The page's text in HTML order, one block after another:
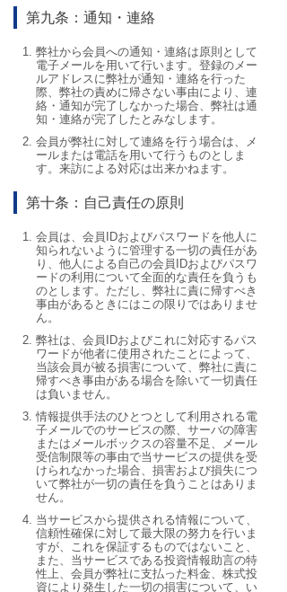
第九条：通知・連絡
弊社から会員への通知・連絡は原則として
電子メールを用いて行います。登録のメー
ルアドレスに弊社が通知・連絡を行った
際、弊社の責めに帰さない事由により、連
絡・通知が完了しなかった場合、弊社は通
知・連絡が完了したとみなします。
会員が弊社に対して連絡を行う場合は、メ
ールまたは電話を用いて行うものとしま
す。来訪による対応は出来かねます。
第十条：自己責任の原則
会員は、会員IDおよびパスワードを他人に
知られないように管理する一切の責任があ
り、他人による自己の会員IDおよびパスワ
ードの利用について全面的な責任を負うも
のとします。ただし、弊社に責に帰すべき
事由があるときにはこの限りではありませ
ん。
弊社は、会員IDおよびこれに対応するパス
ワードが他者に使用されたことによって、
当該会員が被る損害について、弊社に責に
帰すべき事由がある場合を除いて一切責任
は負いません。
情報提供手法のひとつとして利用される電
子メールでのサービスの際、サーバの障害
またはメールボックスの容量不足、メール
受信制限等の事由で当サービスの提供を受
けられなかった場合、損害および損失につ
いて弊社が一切の責任を負うことはありま
せん。
当サービスから提供される情報について、
信頼性確保に対して最大限の努力を行いま
すが、これを保証するものではないこと、
また、当サービスである投資情報助言の特
性上、会員が弊社に支払った料金、株式投
資により発生した一切の損害について、い